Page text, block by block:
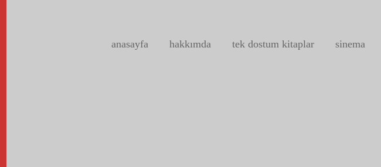
anasayfa hakkımda tek dostum kitaplar sinema